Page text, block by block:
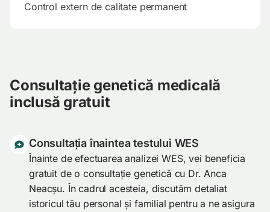
Control extern de calitate permanent
Consultație genetică medicală
inclusă gratuit
Consultația înaintea testului WES
Înainte de efectuarea analizei WES, vei beneficia
gratuit de o consultație genetică cu Dr. Anca
Neacșu. În cadrul acesteia, discutăm detaliat
istoricul tău personal și familial pentru a ne asigura